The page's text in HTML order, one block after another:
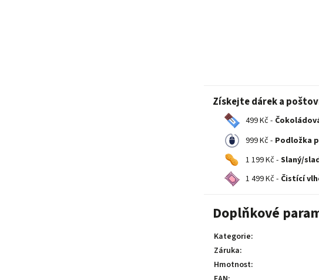
Získejte dárek a
499 Kč -
999 Kč - Podložka
1 199 Kč - Slaný/
1 499 Kč - Čistící
Doplňkové
Kategorie:
Záruka:
Hmotnost: